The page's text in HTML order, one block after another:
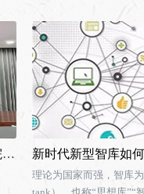
文化建设动态 | 周建忠教授应邀来我院做讲座 新时代新型智库如
理论为国家而强，智库